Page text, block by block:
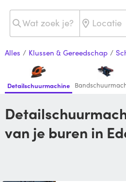
Alles / Klussen & Gereedschap /
Detailschuurmachine
Detailschuurmachine huren
van je buren in